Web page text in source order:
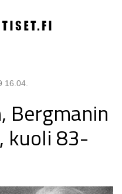
16.04
Bergmanin
kuoli 83-